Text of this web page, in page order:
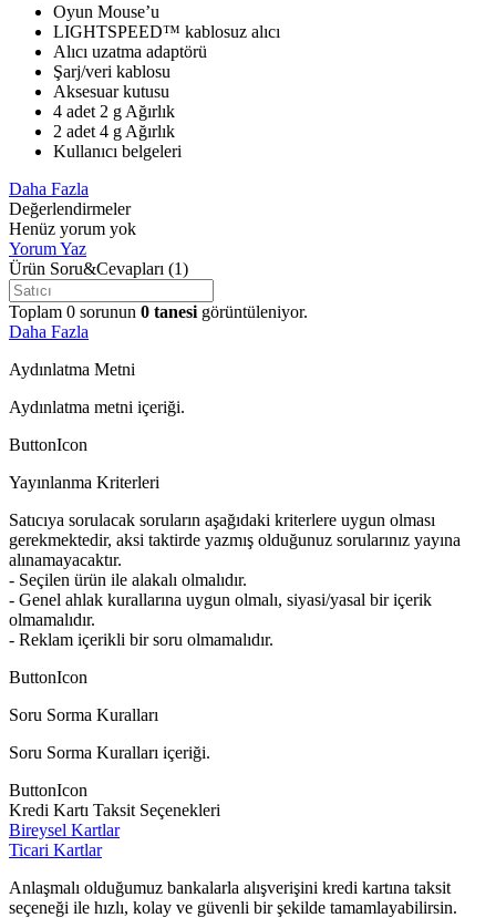
Oyun Mouse’u
LIGHTSPEED™ kablosuz alıcı
Alıcı uzatma adaptörü
Şarj/veri kablosu
Aksesuar kutusu
4 adet 2 g Ağırlık
2 adet 4 g Ağırlık
Kullanıcı belgeleri
Daha Fazla
Değerlendirmeler
Henüz yorum yok
Yorum Yaz
Ürün Soru&Cevapları (1)
Toplam 0 sorunun 0 tanesi görüntüleniyor.
Daha Fazla
Aydınlatma Metni
Aydınlatma metni içeriği.
ButtonIcon
Yayınlanma Kriterleri
Satıcıya sorulacak soruların aşağıdaki kriterlere uygun olması
gerekmektedir, aksi taktirde yazmış olduğunuz sorularınız yayına
alınamayacaktır.
- Seçilen ürün ile alakalı olmalıdır.
- Genel ahlak kurallarına uygun olmalı, siyasi/yasal bir içerik
olmamalıdır.
- Reklam içerikli bir soru olmamalıdır.
ButtonIcon
Soru Sorma Kuralları
Soru Sorma Kuralları içeriği.
ButtonIcon
Kredi Kartı Taksit Seçenekleri
Bireysel Kartlar
Ticari Kartlar
Anlaşmalı olduğumuz bankalarla alışverişini kredi kartına taksit
seçeneği ile hızlı, kolay ve güvenli bir şekilde tamamlayabilirsin.